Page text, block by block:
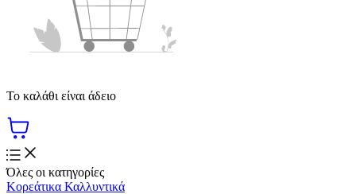
Το καλάθι είναι άδειο
Όλες οι κατηγορίες
Κορεάτικα Καλλυντικά